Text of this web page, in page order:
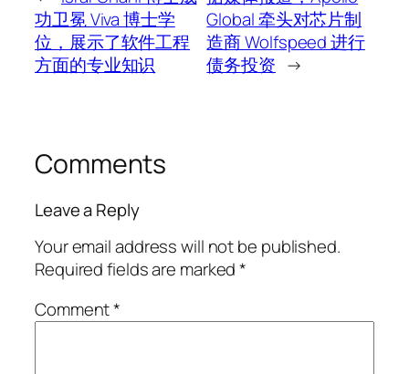
功卫冕 Viva 博士学
位，展示了软件工程
方面的专业知识
Global 牵头对芯片制
造商 Wolfspeed 进行
债务投资 →
Comments
Leave a Reply
Your email address will not be published.
Required fields are marked*
Comment*